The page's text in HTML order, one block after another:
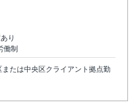
り
働制
たは中央区クライアント拠点勤